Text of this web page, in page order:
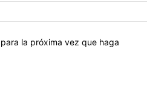
la próxima vez que haga